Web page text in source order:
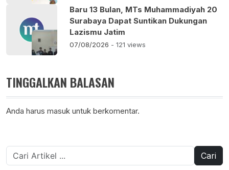
Baru 13 Bulan, MTs Muhammadiyah 20
Surabaya Dapat Suntikan Dukungan
Lazismu Jatim
07/08/2026 - 121 views
TINGGALKAN BALASAN
Anda harus masuk untuk berkomentar.
Cari
untuk: